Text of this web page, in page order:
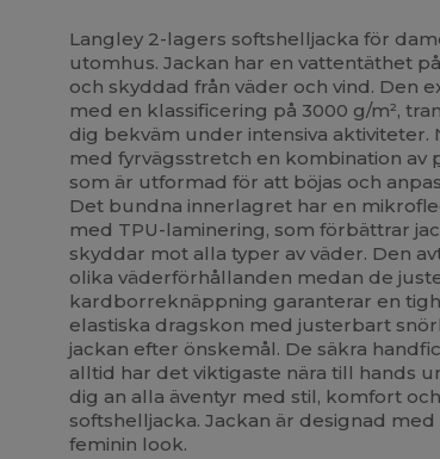
Langley 2-lagers softshelljacka för
utomhus. Jackan har en vattentäthet
och skyddad från väder och vind. Den
med en klassificering på 3000 g/m²,
dig bekväm under intensiva
med fyrvägsstretch en kombination av
som är utformad för att böjas och
Det bundna innerlagret har en
med TPU-laminering, som förbättrar
skyddar mot alla typer av väder. Den
olika väderförhållanden medan de
kardborreknäppning garanterar en
elastiska dragskon med justerbart
jackan efter önskemål. De säkra
alltid har det viktigaste nära till hands
dig an alla äventyr med stil, komfort
softshelljacka. Jackan är designad
feminin look.